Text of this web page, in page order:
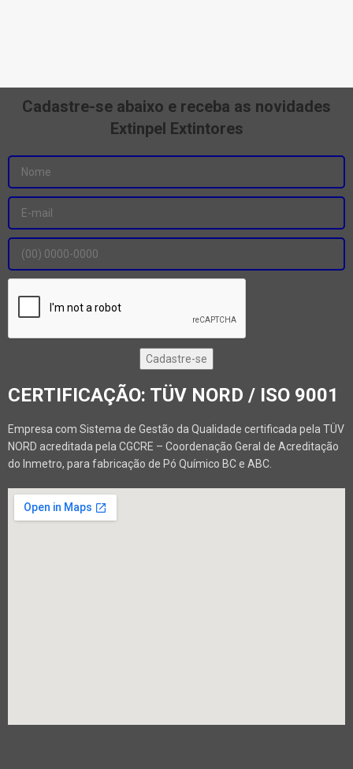
Cadastre-se abaixo e receba as novidades
Extinpel Extintores
CERTIFICAÇÃO: TÜV NORD / ISO 9001
Empresa com Sistema de Gestão da Qualidade certificada pela TÜV
NORD acreditada pela CGCRE – Coordenação Geral de Acreditação
do Inmetro, para fabricação de Pó Químico BC e ABC.